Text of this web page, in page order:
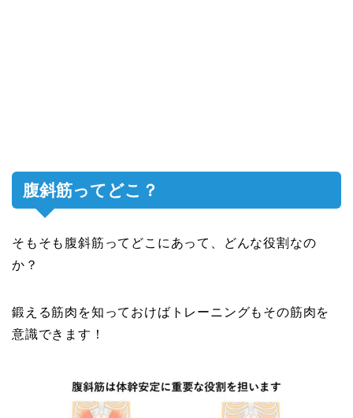
腹斜筋ってどこ？
そもそも腹斜筋ってどこにあって、どんな役割なの
か？
鍛える筋肉を知っておけばトレーニングもその筋肉を
意識できます！